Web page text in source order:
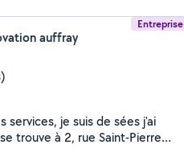
Entreprise
auffray
services, je suis de sées j'ai
trouve à 2, rue Saint-Pierre